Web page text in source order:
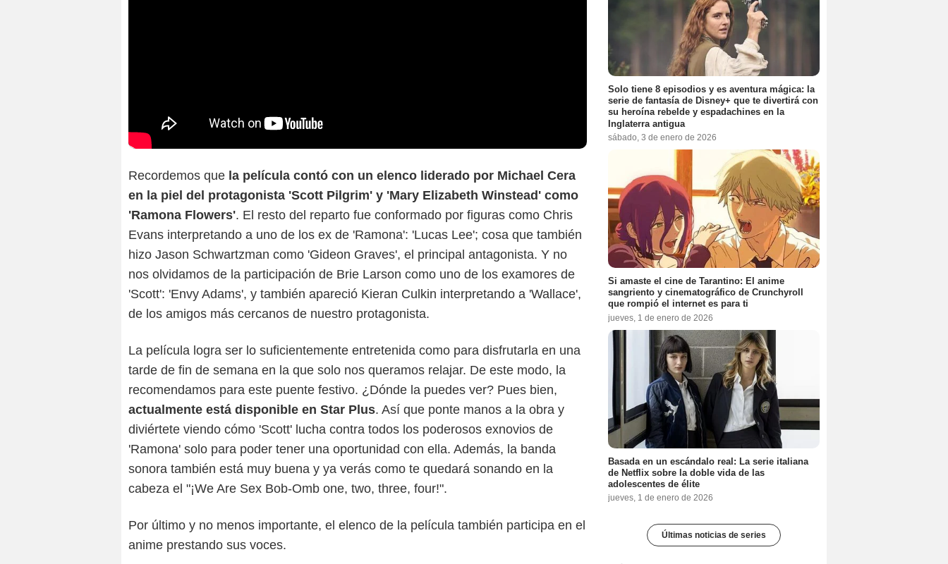
Recordemos que la película contó con un elenco liderado por Michael Cera
en la piel del protagonista 'Scott Pilgrim' y 'Mary Elizabeth Winstead' como
'Ramona Flowers'. El resto del reparto fue conformado por figuras como Chris
Evans interpretando a uno de los ex de 'Ramona': 'Lucas Lee'; cosa que también
hizo Jason Schwartzman como 'Gideon Graves', el principal antagonista. Y no
nos olvidamos de la participación de Brie Larson como uno de los examores de
'Scott': 'Envy Adams', y también apareció Kieran Culkin interpretando a 'Wallace',
de los amigos más cercanos de nuestro protagonista.
La película logra ser lo suficientemente entretenida como para disfrutarla en una
tarde de fin de semana en la que solo nos queramos relajar. De este modo, la
recomendamos para este puente festivo. ¿Dónde la puedes ver? Pues bien,
actualmente está disponible en Star Plus. Así que ponte manos a la obra y
diviértete viendo cómo 'Scott' lucha contra todos los poderosos exnovios de
'Ramona' solo para poder tener una oportunidad con ella. Además, la banda
sonora también está muy buena y ya verás como te quedará sonando en la
cabeza el "¡We Are Sex Bob-Omb one, two, three, four!".
Por último y no menos importante, el elenco de la película también participa en el
anime prestando sus voces.
Solo tiene 8 episodios y es aventura mágica: la
serie de fantasía de Disney+ que te divertirá con
su heroína rebelde y espadachines en la
Inglaterra antigua
sábado, 3 de enero de 2026
Si amaste el cine de Tarantino: El anime
sangriento y cinematográfico de Crunchyroll
que rompió el internet es para ti
jueves, 1 de enero de 2026
Basada en un escándalo real: La serie italiana
de Netflix sobre la doble vida de las
adolescentes de élite
jueves, 1 de enero de 2026
Últimas noticias de series